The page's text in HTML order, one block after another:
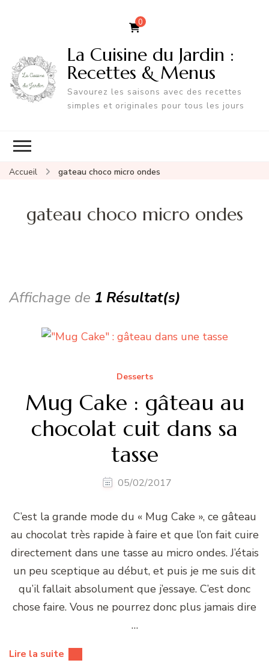
0
La Cuisine du Jardin :
Recettes & Menus
Savourez les saisons avec des recettes
simples et originales pour tous les jours
Accueil gateau choco micro ondes
gateau choco micro ondes
Affichage de 1 Résultat(s)
Desserts
Mug Cake : gâteau au
chocolat cuit dans sa
tasse
05/02/2017
C’est la grande mode du « Mug Cake », ce gâteau
au chocolat très rapide à faire et que l’on fait cuire
directement dans une tasse au micro ondes. J’étais
un peu sceptique au début, et puis je me suis dit
qu’il fallait absolument que j’essaye. C’est donc
chose faire. Vous ne pourrez donc plus jamais dire
…
Lire la suite